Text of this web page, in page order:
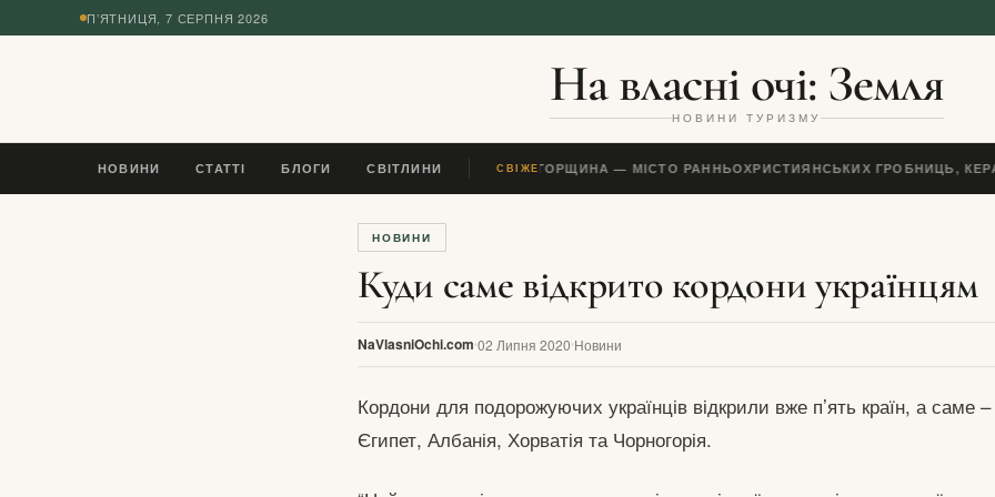
П’ЯТНИЦЯ, 7 СЕРПНЯ 2026
На власні очі: Земля
НОВИНИ ТУРИЗМУ
НОВИНИ СТАТТІ БЛОГИ СВІТЛИНИ СВІЖЕ
ПЕЧ, УГОРЩИНА — МІСТО РАННЬОХРИСТИЯНСЬКИХ ГРОБНИЦЬ,
НОВИНИ
Куди саме відкрито кордони українцям
NaVlasniOchi.com 02 Липня 2020 Новини
Кордони для подорожуючих українців відкрили вже п’ять країн, а саме
Єгипет, Албанія, Хорватія та Чорногорія.